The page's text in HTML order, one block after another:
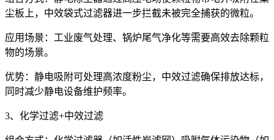
尘板上，中效袋式过滤器进一步拦截未被完全捕获的微粒。
应用场景：工业废气处理、锅炉尾气净化等需要高效去除颗粒
物的场景。
优势：静电吸附可处理高浓度粉尘，中效过滤确保排放达标，
同时减少静电设备维护频率。
3、化学过滤+中效过滤